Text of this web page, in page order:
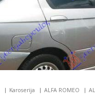
Karoserija ALFA ROMEO